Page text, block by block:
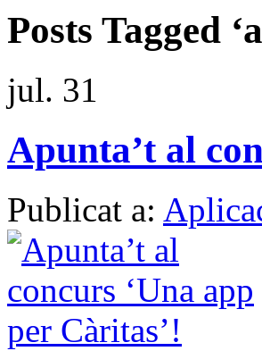
Posts Tagged
jul. 31
Apunta’t al
Publicat a: